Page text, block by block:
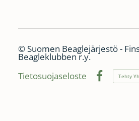
©Suomen Beaglejärjestö -
Beagleklubben r.y.
Tietosuojaseloste
Facebook
Tehty